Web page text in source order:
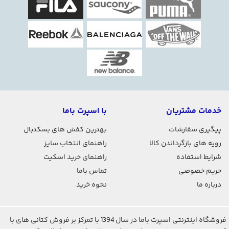
خدمات مشتریان
پیگیری سفارشات
رویه های بازگرداندن کالا
شرایط استفاده
حریم خصوصی
درباره ما
با اسپرت باما
بهترین کفش های بسکتبال
راهنمای انتخاب سایز
راهنمای خرید اسکیت
تماس باما
نحوه خرید
فروشگاه اینترنتی اسپرت باما در سال 1394 با تمرکز بر فروش کتانی های با